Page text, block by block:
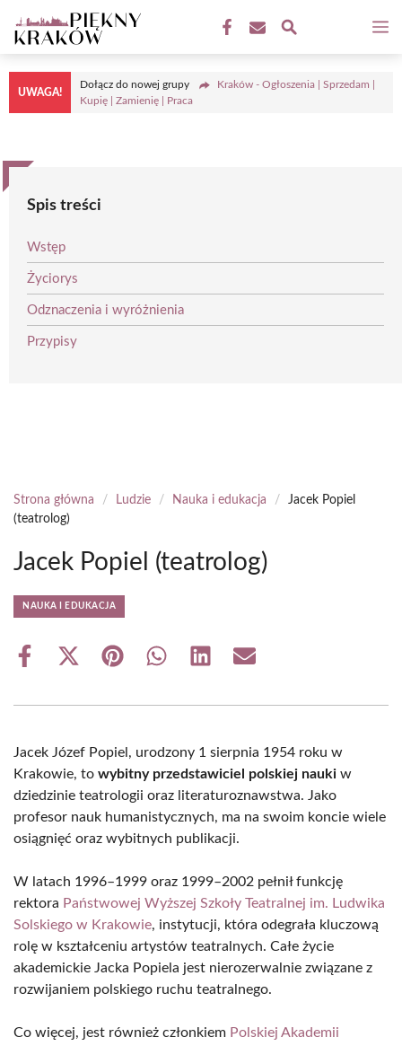
do
treści
UWAGA!
Dołącz do nowej grupy
Kraków - Ogłoszenia | Sprzedam |
Kupię | Zamienię | Praca
Spis treści
Wstęp
Życiorys
Odznaczenia i wyróżnienia
Przypisy
Strona główna / Ludzie / Nauka i edukacja /
Jacek Popiel
(teatrolog)
Jacek Popiel (teatrolog)
NAUKA I EDUKACJA
Share
Share
(Twitter)
Share Share Share Share
Jacek Józef Popiel, urodzony 1 sierpnia 1954 roku w
Krakowie, to wybitny przedstawiciel polskiej nauki w
dziedzinie teatrologii oraz literaturoznawstwa. Jako
profesor nauk humanistycznych, ma na swoim koncie wiele
osiągnięć oraz wybitnych publikacji.
W latach 1996–1999 oraz 1999–2002 pełnił funkcję
rektora Państwowej Wyższej Szkoły Teatralnej im. Ludwika
Solskiego w Krakowie, instytucji, która odegrała kluczową
rolę w kształceniu artystów teatralnych. Całe życie
akademickie Jacka Popiela jest nierozerwalnie związane z
rozwijaniem polskiego ruchu teatralnego.
Co więcej, jest również członkiem Polskiej Akademii